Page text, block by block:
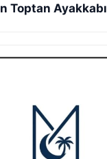
Toptan Ayakkabı